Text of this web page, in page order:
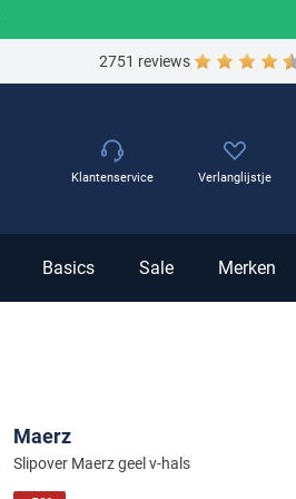
2751 reviews
Basics Sale Merken
Klantenservice Verlanglijstje
Maerz
Slipover Maerz geel v-hals